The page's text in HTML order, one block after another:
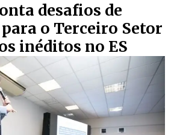
desafios de
o Terceiro Setor
inéditos no ES